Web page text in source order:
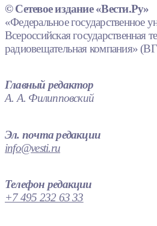
© Сетевое издание «Вести.Ру»
«Федеральное государственное
Всероссийская государственная
радиовещательная компания»
Главный редактор
А. А. Филипповский
Эл. почта редакции
info@vesti.ru
Телефон редакции
+7 495 232 63 33